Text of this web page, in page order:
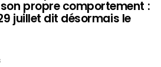
propre comportement :
juillet dit désormais le